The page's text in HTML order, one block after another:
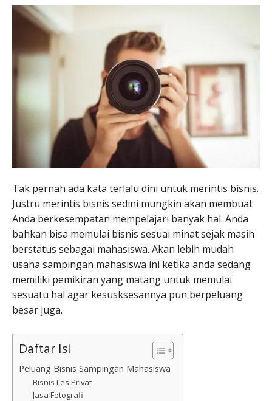
Tak pernah ada kata terlalu dini untuk merintis bisnis.
Justru merintis bisnis sedini mungkin akan membuat
Anda berkesempatan mempelajari banyak hal. Anda
bahkan bisa memulai bisnis sesuai minat sejak masih
berstatus sebagai mahasiswa. Akan lebih mudah
usaha sampingan mahasiswa ini ketika anda sedang
memiliki pemikiran yang matang untuk memulai
sesuatu hal agar kesusksesannya pun berpeluang
besar juga.
Daftar Isi
Peluang Bisnis Sampingan Mahasiswa
Bisnis Les Privat
Jasa Fotografi